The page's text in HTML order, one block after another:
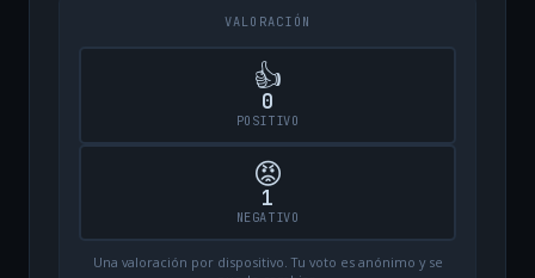
VALORACIÓN
👍
0
POSITIVO
😡
1
NEGATIVO
Una valoración por dispositivo. Tu voto es anónimo y se